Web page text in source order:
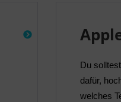
Du
dafür,
welches